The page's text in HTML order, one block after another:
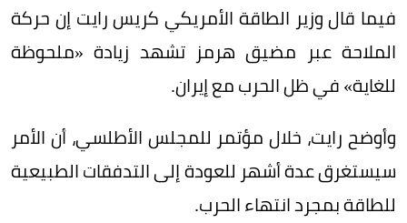
فيما قال وزير الطاقة الأمريكي كريس رايت إن حركة
الملاحة عبر مضيق هرمز تشهد زيادة «ملحوظة
للغاية» في ظل الحرب مع إيران.
وأوضح رايت، خلال مؤتمر للمجلس الأطلسي، أن الأمر
سيستغرق عدة أشهر للعودة إلى التدفقات الطبيعية
للطاقة بمجرد انتهاء الحرب.